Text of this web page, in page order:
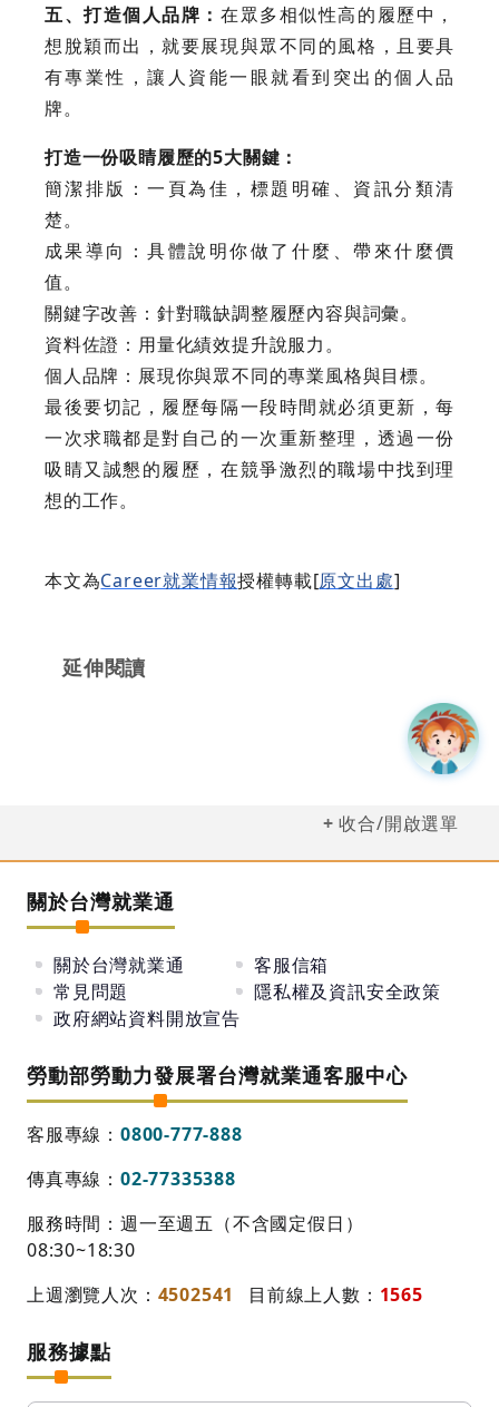
五、打造個人品牌：在眾多相似性高的履歷中，
想脫穎而出，就要展現與眾不同的風格，且要具
有專業性，讓人資能一眼就看到突出的個人品
牌。
打造一份吸睛履歷的5大關鍵：
簡潔排版：一頁為佳，標題明確、資訊分類清
楚。
成果導向：具體說明你做了什麼、帶來什麼價
值。
關鍵字改善：針對職缺調整履歷內容與詞彙。
資料佐證：用量化績效提升說服力。
個人品牌：展現你與眾不同的專業風格與目標。
最後要切記，履歷每隔一段時間就必須更新，每
一次求職都是對自己的一次重新整理，透過一份
吸睛又誠懇的履歷，在競爭激烈的職場中找到理
想的工作。
本文為Career就業情報授權轉載[原文出處]
延伸閱讀
收合/開啟選單
關於台灣就業通
關於台灣就業通
客服信箱
常見問題
隱私權及資訊安全政策
政府網站資料開放宣告
勞動部勞動力發展署台灣就業通客服中心
客服專線： 0800-777-888
傳真專線： 02-77335388
服務時間：週一至週五（不含國定假日）
08:30~18:30
上週瀏覽人次： 4502541 目前線上人數： 1565
服務據點